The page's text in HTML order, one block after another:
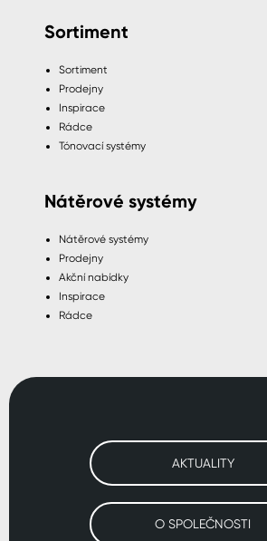
Sortiment
Sortiment
Prodejny
Inspirace
Rádce
Tónovací systémy
Nátěrové systémy
Nátěrové systémy
Prodejny
Akční nabídky
Inspirace
Rádce
AKTUALITY
O SPOLEČNOSTI